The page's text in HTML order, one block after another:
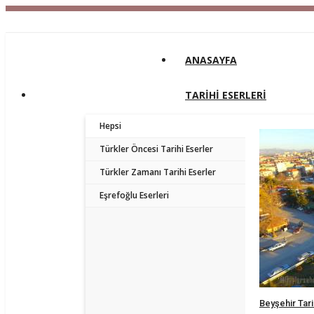
ANASAYFA
TARİHİ ESERLERİ
Hepsi
Türkler Öncesi Tarihi Eserler
Türkler Zamanı Tarihi Eserler
Eşrefoğlu Eserleri
Beyşehir